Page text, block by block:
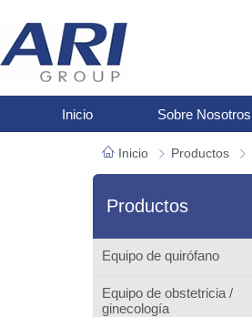
Inicio Sobre Nosotros
Inicio Productos
Productos
Equipo de quirófano
Equipo de obstetricia /
ginecología